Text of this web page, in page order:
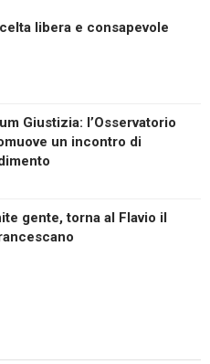
libera e consapevole
Giustizia: l’Osservatorio
un incontro di
gente, torna al Flavio il